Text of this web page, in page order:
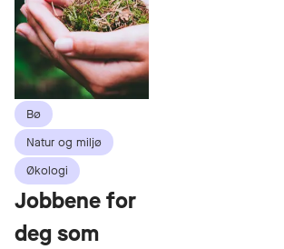
Bø
Natur og miljø
Økologi
Jobbene for
deg som